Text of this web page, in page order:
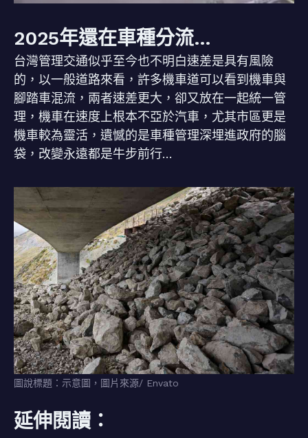
2025年還在車種分流…
台灣管理交通似乎至今也不明白速差是具有風險
的，以一般道路來看，許多機車道可以看到機車與
腳踏車混流，兩者速差更大，卻又放在一起統一管
理，機車在速度上根本不亞於汽車，尤其市區更是
機車較為靈活，遺憾的是車種管理深埋進政府的腦
袋，改變永遠都是牛步前行…
圖說標題：示意圖，圖片來源/ Envato
延伸閱讀：